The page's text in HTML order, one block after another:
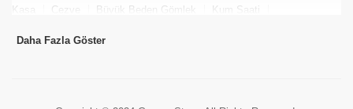
Kasa
Cezve Büyük Beden Gömlek
Kum Saati
Tekne Bağlama & Demirleme
Daha Fazla Göster